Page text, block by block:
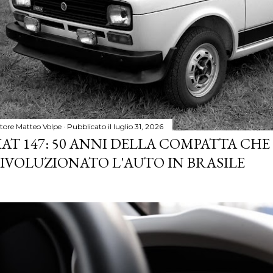
Matteo Volpe Pubblicato il luglio 31, 2026
147: 50 ANNI DELLA COMPATTA
L'AUTO IN BRASILE